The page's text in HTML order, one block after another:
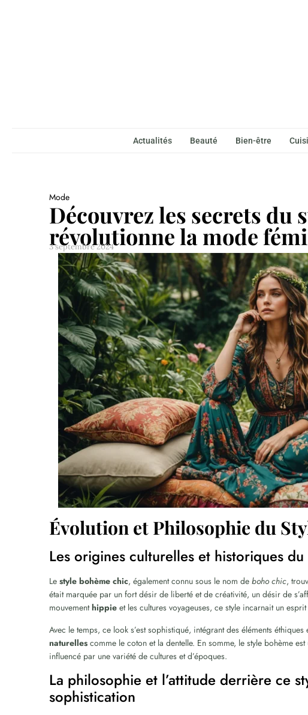
Actualités Beauté Bien-être
Mode
Découvrez les secrets du
révolutionne la mode
3 septembre 2024
Évolution et Philosophie du
Les origines culturelles et historiques
Lestyle bohème chic, également connu sous le nom deboho chic,
était marquée par un fort désir de liberté et de créativité, un désir de
mouvementhippie et les cultures voyageuses, ce style incarnait un
Avec le temps, ce look s’est sophistiqué, intégrant des éléments
naturelles comme le coton et la dentelle. En somme, le style bohème
influencé par une variété de cultures et d’époques.
La philosophie et l’attitude derrière ce
sophistication